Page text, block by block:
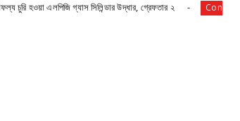
গ্যাস সিলিন্ডার উদ্ধার, গ্রেফতার ২ Contact পাইপ